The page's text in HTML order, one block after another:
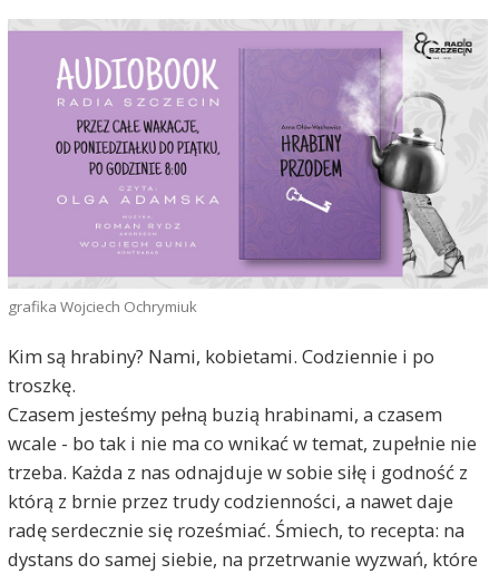
grafika Wojciech Ochrymiuk
Kim są hrabiny? Nami, kobietami. Codziennie i po
troszkę.
Czasem jesteśmy pełną buzią hrabinami, a czasem
wcale - bo tak i nie ma co wnikać w temat, zupełnie nie
trzeba. Każda z nas odnajduje w sobie siłę i godność z
którą z brnie przez trudy codzienności, a nawet daje
radę serdecznie się roześmiać. Śmiech, to recepta: na
dystans do samej siebie, na przetrwanie wyzwań, które